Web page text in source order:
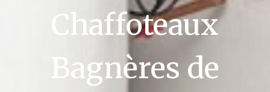
Chaffoteaux
Bagnères de